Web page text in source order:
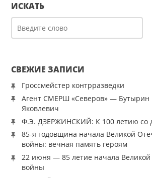
ИСКАТЬ
СВЕЖИЕ ЗАПИСИ
Гроссмейстер контрразведки
Агент СМЕРШ «Северов» — Бутырин
Яковлевич
Ф.Э. ДЗЕРЖИНСКИЙ: К 100 летию со
85-я годовщина начала Великой
войны: вечная память героям
22 июня — 85 летие начала Великой
войны